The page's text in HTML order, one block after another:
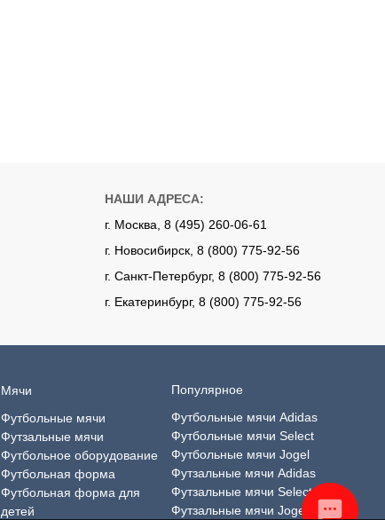
НАШИ АДРЕСА:
г. Москва, 8 (495) 260-06-61
г. Новосибирск, 8 (800) 775-92-56
г. Санкт-Петербург, 8 (800) 775-92-56
г. Екатеринбург, 8 (800) 775-92-56
Мячи
Футбольные мячи
Футзальные мячи
Футбольное оборудование
Футбольная форма
Футбольная форма для
детей
Популярное
Футбольные мячи Adidas
Футбольные мячи Select
Футбольные мячи Jogel
Футзальные мячи Adidas
Футзальные мячи Select
Футзальные мячи Jogel